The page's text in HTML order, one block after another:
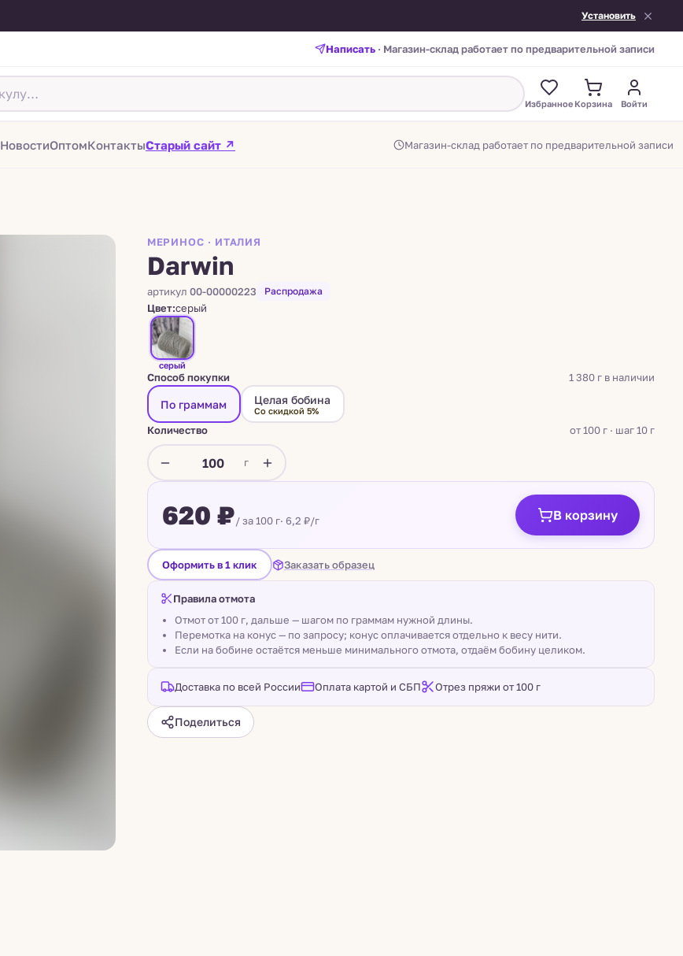
Установить
Написать · Магазин-склад работает по предварительной записи
Избранное Корзина Войти
НовостиОптомКонтактыСтарый сайт ↗ Магазин-склад работает по предварительной записи
МЕРИНОС · ИТАЛИЯ
Darwin
артикул 00-00000223 Распродажа
Цвет:серый
серый
Способ покупки 1 380 г в наличии
По граммам Целая бобина
Со скидкой 5%
Количество от 100 г · шаг 10 г
г
620 ₽/ за 100 г· 6,2 ₽/г В корзину
Оформить в 1 клик Заказать образец
Правила отмота
Отмот от 100 г, дальше — шагом по граммам нужной длины.
Перемотка на конус — по запросу; конус оплачивается отдельно к весу нити.
Если на бобине остаётся меньше минимального отмота, отдаём бобину целиком.
Доставка по всей России Оплата картой и СБП Отрез пряжи от 100 г
Поделиться